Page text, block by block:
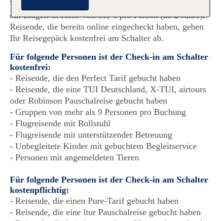
TUI fly erhebt für den Check-in am Flughafenschalter
ein Entgelt in Höhe von 30,-€ pro Person (ab 2 Jahre).
Reisende, die bereits online eingecheckt haben, geben
Ihr Reisegepäck kostenfrei am Schalter ab.
Für folgende Personen ist der Check-in am Schalter
kostenfrei:
Reisende, die den Perfect Tarif gebucht haben
Reisende, die eine TUI Deutschland, X-TUI, airtours
oder Robinson Pauschalreise gebucht haben
Gruppen von mehr als 9 Personen pro Buchung
Flugreisende mit Rollstuhl
Flugreisende mit unterstützender Betreuung
Unbegleitete Kinder mit gebuchtem Begleitservice
Personen mit angemeldeten Tieren
Für folgende Personen ist der Check-in am Schalter
kostenpflichtig:
Reisende, die einen Pure-Tarif gebucht haben
Reisende, die eine ltur Pauschalreise gebucht haben